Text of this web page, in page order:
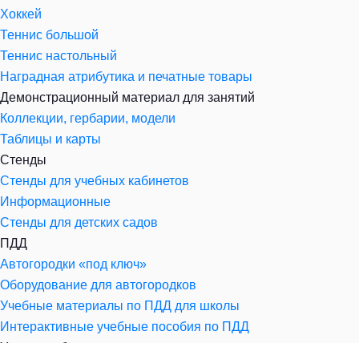
Хоккей
Теннис большой
Теннис настольный
Наградная атрибутика и печатные товары
Демонстрационный материал для занятий
Коллекции, гербарии, модели
Таблицы и карты
Стенды
Стенды для учебных кабинетов
Информационные
Стенды для детских садов
ПДД
Автогородки «под ключ»
Оборудование для автогородков
Учебные материалы по ПДД для школы
Интерактивные учебные пособия по ПДД